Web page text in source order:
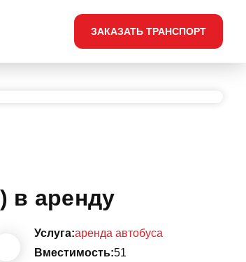
ЗАКАЗАТЬ ТРАНСПОРТ
в аренду
Услуга:аренда автобуса
Вместимость:51